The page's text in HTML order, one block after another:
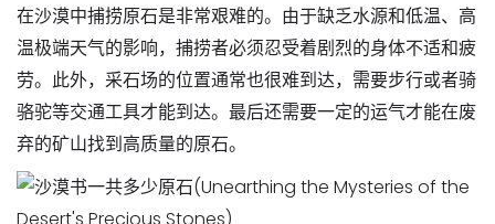
在沙漠中捕捞原石是非常艰难的。由于缺乏水源和低温、高
温极端天气的影响，捕捞者必须忍受着剧烈的身体不适和疲
劳。此外，采石场的位置通常也很难到达，需要步行或者骑
骆驼等交通工具才能到达。最后还需要一定的运气才能在废
弃的矿山找到高质量的原石。